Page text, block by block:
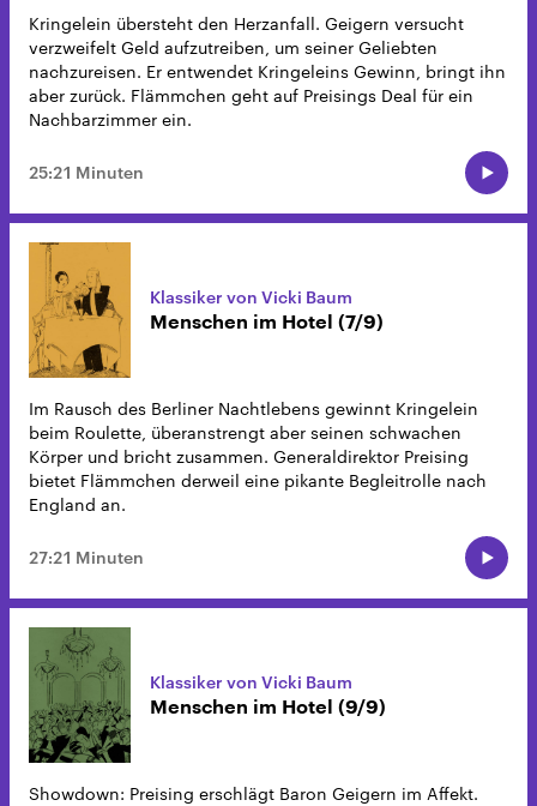
Kringelein übersteht den Herzanfall. Geigern versucht
verzweifelt Geld aufzutreiben, um seiner Geliebten
nachzureisen. Er entwendet Kringeleins Gewinn, bringt ihn
aber zurück. Flämmchen geht auf Preisings Deal für ein
Nachbarzimmer ein.
25:21 Minuten
Klassiker von Vicki Baum
Menschen im Hotel (7/9)
Im Rausch des Berliner Nachtlebens gewinnt Kringelein
beim Roulette, überanstrengt aber seinen schwachen
Körper und bricht zusammen. Generaldirektor Preising
bietet Flämmchen derweil eine pikante Begleitrolle nach
England an.
27:21 Minuten
Klassiker von Vicki Baum
Menschen im Hotel (9/9)
Showdown: Preising erschlägt Baron Geigern im Affekt.